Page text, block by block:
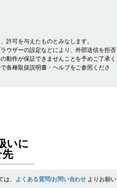
許可を与えたものとみなします。
ウザーの設定などにより、外部送信を拒否
動作が保証できませんことを予めご了承く
各種取扱説明書・ヘルプをご参照くださ
いに
、 よくある質問/お問い合わせ よりお願い